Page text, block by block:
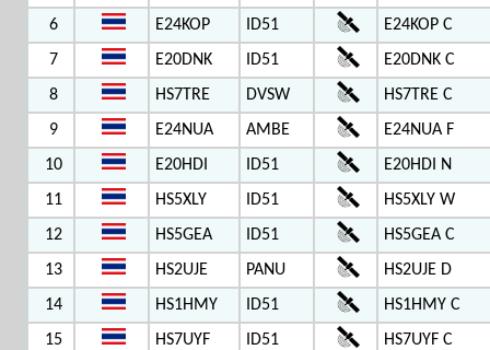
6
E24KOP ID51
E24KOP C
7
E20DNK ID51
E20DNK C
8
HS7TRE DVSW
HS7TRE C
9
E24NUA AMBE
E24NUA F
10
E20HDI ID51
E20HDI N
11
HS5XLY ID51
HS5XLY W
12
HS5GEA ID51
HS5GEA C
13
HS2UJE PANU
HS2UJE D
14
HS1HMY ID51
HS1HMY C
15
HS7UYF ID51
HS7UYF C